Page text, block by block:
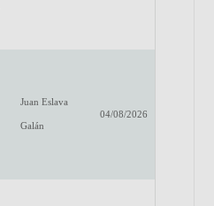
Juan Eslava
Galán
04/08/2026